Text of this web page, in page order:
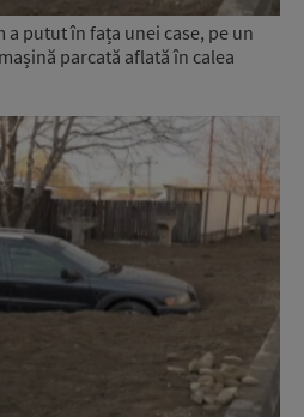
a putut în fața unei case, pe un
parcată aflată în calea